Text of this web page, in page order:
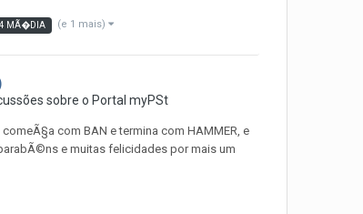
MÃ�DIA (e 1 mais)
sobre o Portal myPSt
com BAN e termina com HAMMER, e
e muitas felicidades por mais um